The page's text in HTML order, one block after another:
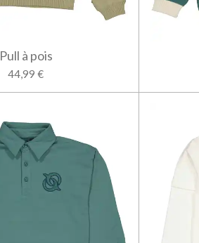
Pull à pois
44,99 €